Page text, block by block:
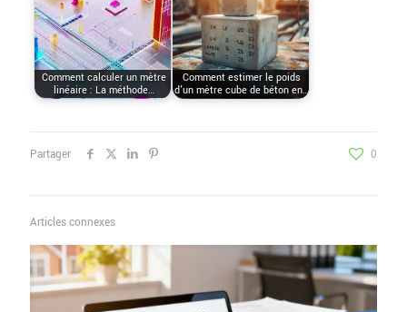
Comment calculer un mètre
linéaire : La méthode…
Comment estimer le poids
d'un mètre cube de béton en…
Partager 0
Articles connexes